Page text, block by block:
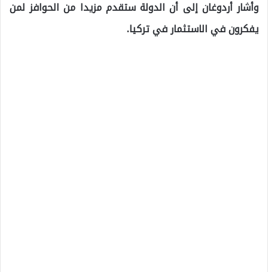
وأشار أردوغان إلى أن الدولة ستقدم مزيدا من الحوافز لمن
يفكرون في الاستثمار في تركيا.